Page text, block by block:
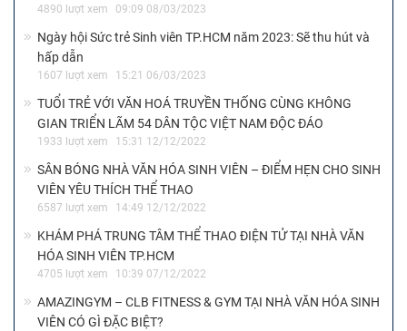
4890 lượt xem 09:09 08/03/2023
Ngày hội Sức trẻ Sinh viên TP.HCM năm 2023: Sẽ thu hút và
hấp dẫn
1607 lượt xem 15:21 06/03/2023
TUỔI TRẺ VỚI VĂN HOÁ TRUYỀN THỐNG CÙNG KHÔNG
GIAN TRIỂN LÃM 54 DÂN TỘC VIỆT NAM ĐỘC ĐÁO
1933 lượt xem 15:31 12/12/2022
SÂN BÓNG NHÀ VĂN HÓA SINH VIÊN – ĐIỂM HẸN CHO SINH
VIÊN YÊU THÍCH THỂ THAO
6587 lượt xem 14:49 12/12/2022
KHÁM PHÁ TRUNG TÂM THỂ THAO ĐIỆN TỬ TẠI NHÀ VĂN
HÓA SINH VIÊN TP.HCM
4705 lượt xem 10:39 07/12/2022
AMAZINGYM – CLB FITNESS & GYM TẠI NHÀ VĂN HÓA SINH
VIÊN CÓ GÌ ĐẶC BIỆT?